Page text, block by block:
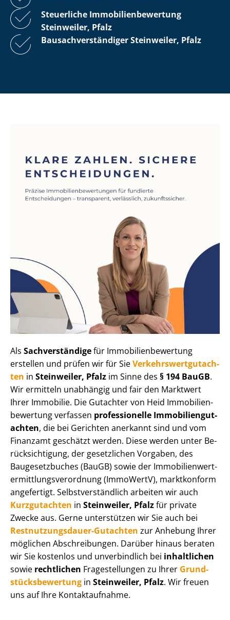
Steuerliche Im­mo­bi­li­en­be­wer­tung
Steinweiler, Pfalz
Bau­sach­ver­stän­di­ger Steinweiler, Pfalz
Als Sachverständigefür Im­mo­bi­li­en­be­wer­tung
erstellen und prüfen wir für SieVer­kehrs­wert­gut­ach­
ten in Steinweiler, Pfalz im Sinne des § 194 BauGB.
Wir ermitteln unabhängig und fair den Marktwert
Ihrer Immobilie. Die Gutachter von Heid Im­mo­bi­li­en­
be­wer­tung verfassen professionelle Im­mo­bi­li­en­gut­
ach­ten, die bei Gerichten anerkannt sind und vom
Finanzamt geschätzt werden. Diese werden unter Be­
rück­sich­ti­gung, der gesetzlichen Vorgaben, des
Baugesetzbuches (BauGB) sowie der Im­mo­bi­li­en­wert­
ermitt­lungs­ver­ord­nung (ImmoWertV), marktkonform
angefertigt. Selbst­ver­ständ­lich arbeiten wir auch
Kurzgutachten in Steinweiler, Pfalzfür private
Zwecke aus. Gerne unterstützen wir Sie auch bei
Rest­nut­zungs­dau­er-Gutachten zur Anhebung Ihrer
möglichen Abschreibungen. Darüber hinaus beraten
wir Sie kostenlos und unverbindlich bei inhaltlichen
sowie rechtlichen Fragestellungen zu Ihrer Grund­
stücks­be­wer­tung in Steinweiler, Pfalz. Wir freuen
uns auf Ihre Kontaktaufnahme.